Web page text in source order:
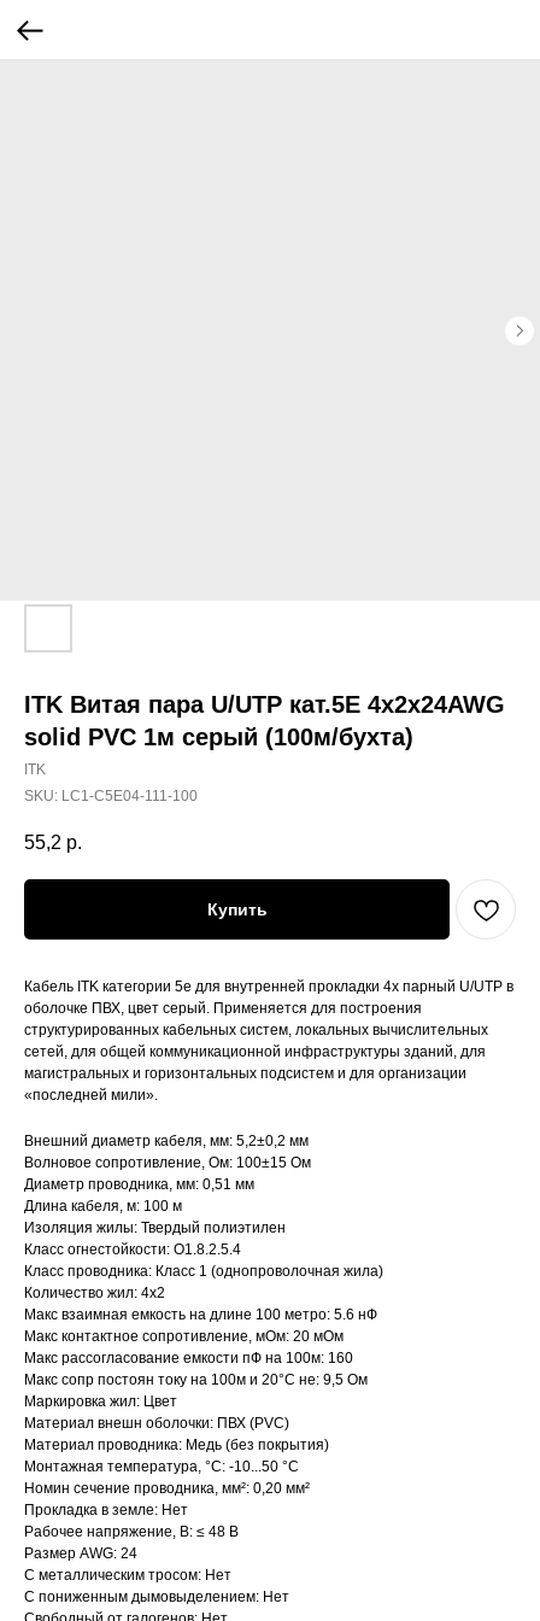
ITK Витая пара U/UTP кат.5E 4х2х24AWG
solid PVC 1м серый (100м/бухта)
ITK
SKU: LC1-C5E04-111-100
55,2 р.
Купить
Кабель ITK категории 5е для внутренней прокладки 4х парный U/UTP в
оболочке ПВХ, цвет серый. Применяется для построения
структурированных кабельных систем, локальных вычислительных
сетей, для общей коммуникационной инфраструктуры зданий, для
магистральных и горизонтальных подсистем и для организации
«последней мили».
Внешний диаметр кабеля, мм: 5,2±0,2 мм
Волновое сопротивление, Ом: 100±15 Ом
Диаметр проводника, мм: 0,51 мм
Длина кабеля, м: 100 м
Изоляция жилы: Твердый полиэтилен
Класс огнестойкости: О1.8.2.5.4
Класс проводника: Класс 1 (однопроволочная жила)
Количество жил: 4x2
Макс взаимная емкость на длине 100 метро: 5.6 нФ
Макс контактное сопротивление, мОм: 20 мОм
Макс рассогласование емкости пФ на 100м: 160
Макс сопр постоян току на 100м и 20°С не: 9,5 Ом
Маркировка жил: Цвет
Материал внешн оболочки: ПВХ (PVC)
Материал проводника: Медь (без покрытия)
Монтажная температура, °C: -10...50 °C
Номин сечение проводника, мм²: 0,20 мм²
Прокладка в земле: Нет
Рабочее напряжение, В: ≤ 48 В
Размер AWG: 24
С металлическим тросом: Нет
С пониженным дымовыделением: Нет